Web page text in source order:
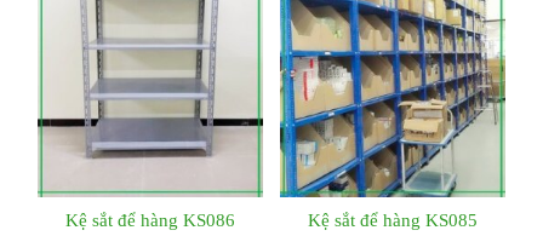
Kệ sắt để hàng KS086 Kệ sắt để hàng KS085